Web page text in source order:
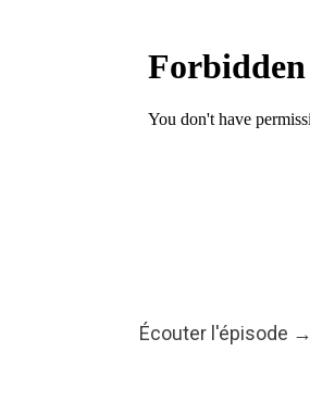
Écouter l'épisode →